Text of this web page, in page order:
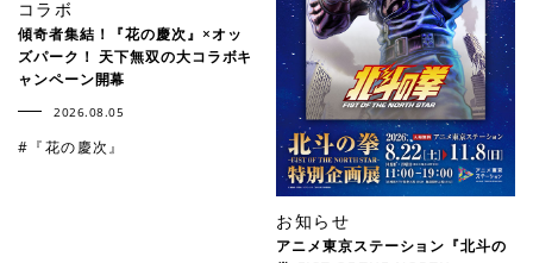
コラボ
傾奇者集結！『花の慶次』×オッ
ズパーク！ 天下無双の大コラボキ
ャンペーン開幕
2026.08.05
#『花の慶次』
お知らせ
アニメ東京ステーション『北斗の